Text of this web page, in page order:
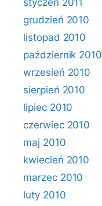
styczeń 2011
grudzień 2010
listopad 2010
październik 2010
wrzesień 2010
sierpień 2010
lipiec 2010
czerwiec 2010
maj 2010
kwiecień 2010
marzec 2010
luty 2010